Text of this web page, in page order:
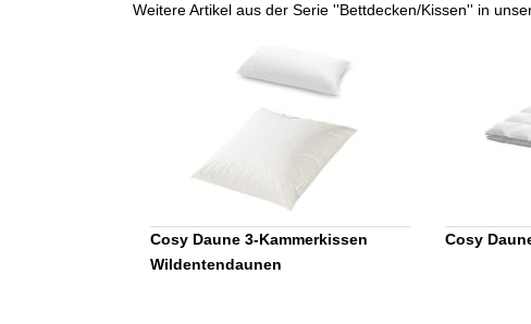
Weitere Artikel aus der Serie ''Bettdecken/Kissen'' in
Cosy Daune 3-Kammerkissen
Wildentendaunen
Cosy